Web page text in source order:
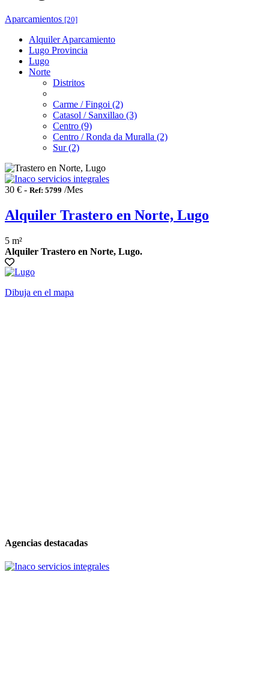
Aparcamientos [20]
Alquiler Aparcamiento
Lugo Provincia
Lugo
Norte
Distritos
Carme / Fingoi (2)
Catasol / Sanxillao (3)
Centro (9)
Centro / Ronda da Muralla (2)
Sur (2)
30 € - Ref: 5799 /Mes
Alquiler Trastero en Norte, Lugo
5 m²
Alquiler Trastero en Norte, Lugo.
Dibuja en el mapa
Agencias destacadas